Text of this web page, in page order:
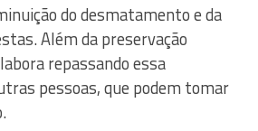
do desmatamento e da
Além da preservação
repassando essa
pessoas, que podem tomar